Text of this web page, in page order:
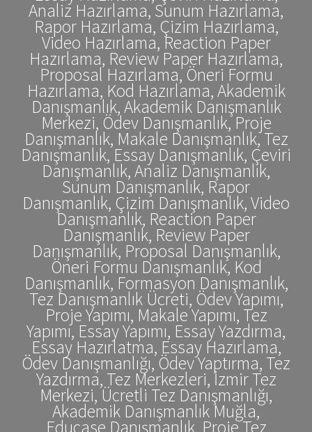
Analiz Hazırlama, Sunum Hazırlama,
Rapor Hazırlama, Çizim Hazırlama,
Video Hazırlama, Reaction Paper
Hazırlama, Review Paper Hazırlama,
Proposal Hazırlama, Öneri Formu
Hazırlama, Kod Hazırlama, Akademik
Danışmanlık, Akademik Danışmanlık
Merkezi, Ödev Danışmanlık, Proje
Danışmanlık, Makale Danışmanlık, Tez
Danışmanlık, Essay Danışmanlık, Çeviri
Danışmanlık, Analiz Danışmanlık,
Sunum Danışmanlık, Rapor
Danışmanlık, Çizim Danışmanlık, Video
Danışmanlık, Reaction Paper
Danışmanlık, Review Paper
Danışmanlık, Proposal Danışmanlık,
Öneri Formu Danışmanlık, Kod
Danışmanlık, Formasyon Danışmanlık,
Tez Danışmanlık Ücreti, Ödev Yapımı,
Proje Yapımı, Makale Yapımı, Tez
Yapımı, Essay Yapımı, Essay Yazdırma,
Essay Hazırlatma, Essay Hazırlama,
Ödev Danışmanlığı, Ödev Yaptırma, Tez
Yazdırma, Tez Merkezleri, İzmir Tez
Merkezi, Ücretli Tez Danışmanlığı,
Akademik Danışmanlık Muğla,
Educase Danışmanlık, Proje Tez